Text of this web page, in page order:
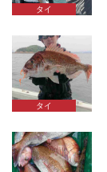
タイ
タイ